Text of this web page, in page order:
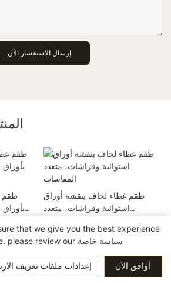
إرسال الاستفسار الآن
طقم
طقم غطاء لحاف بنقشة أوراق
استوائية وفراشات، متعدد
粤ICP备15016565号
that we give you the best experience
please review our سياسة خاصة
إعدادات ملفات تعريف أوافق الآن